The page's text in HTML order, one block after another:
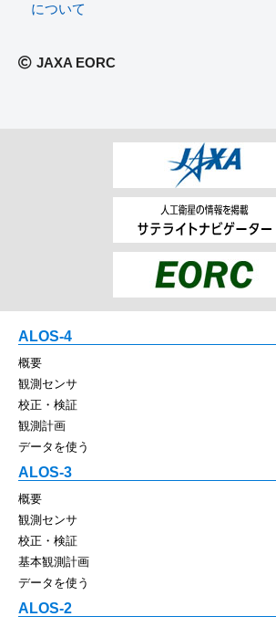
について
JAXA EORC
ALOS-4
概要
観測センサ
校正・検証
観測計画
データを使う
ALOS-3
概要
観測センサ
校正・検証
基本観測計画
データを使う
ALOS-2